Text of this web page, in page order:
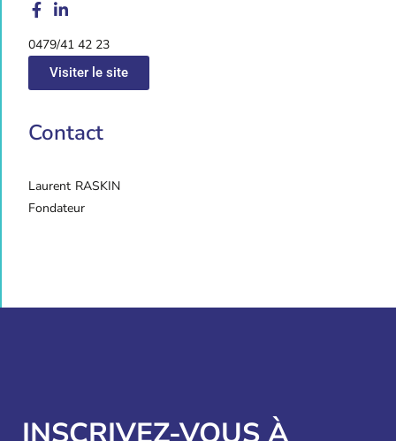
0479/41 42 23
Visiter le site
Contact
Laurent RASKIN
Fondateur